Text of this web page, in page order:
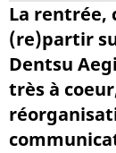
La rentrée,
(re)partir
Dentsu
très à